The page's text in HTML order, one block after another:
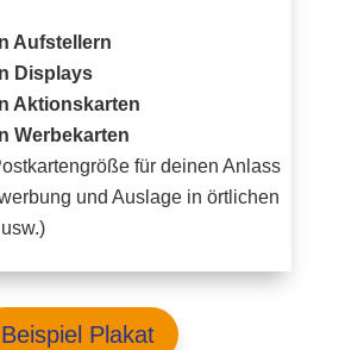
Aufstellern
Displays
Aktionskarten
Werbekarten
für deinen Anlass
und Auslage in örtlichen
Beispiel Plakat